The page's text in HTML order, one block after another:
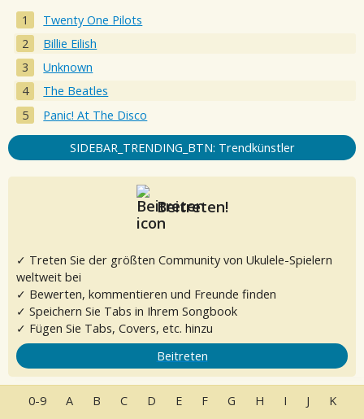
Twenty One Pilots
Billie Eilish
Unknown
The Beatles
Panic! At The Disco
SIDEBAR_TRENDING_BTN: Trendkünstler
Beitreten!
✓ Treten Sie der größten Community von Ukulele-Spielern
weltweit bei
✓ Bewerten, kommentieren und Freunde finden
✓ Speichern Sie Tabs in Ihrem Songbook
✓ Fügen Sie Tabs, Covers, etc. hinzu
Beitreten
0-9 A B C D E F G H I J K